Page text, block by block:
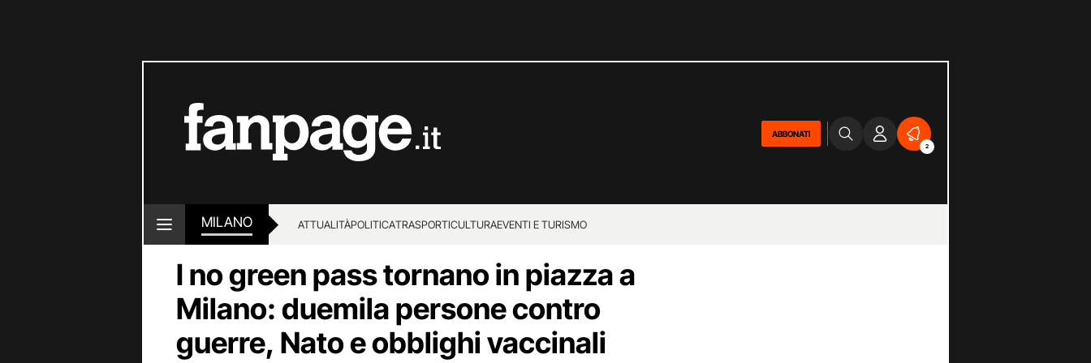
ABBONATI
2
MILANO ATTUALITÀPOLITICATRASPORTICULTURAEVENTI E TURISMO
I no green pass tornano in piazza a
Milano: duemila persone contro
guerre, Nato e obblighi vaccinali